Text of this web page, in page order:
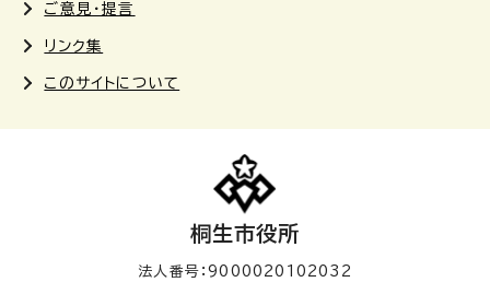
ご意見・提言
リンク集
このサイトについて
桐生市役所
法人番号：9000020102032